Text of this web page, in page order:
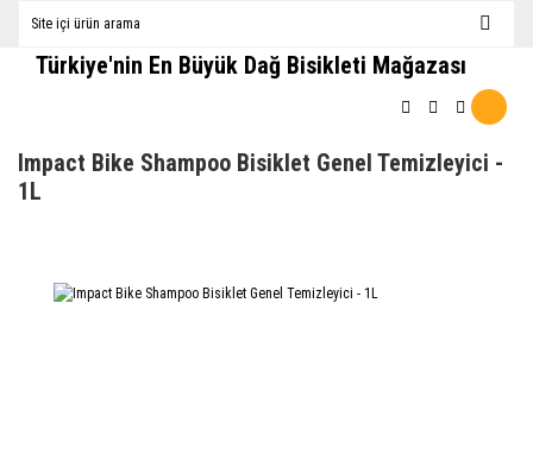
Türkiye'nin En Büyük Dağ Bisikleti Mağazası
Impact Bike Shampoo Bisiklet Genel Temizleyici -
1L